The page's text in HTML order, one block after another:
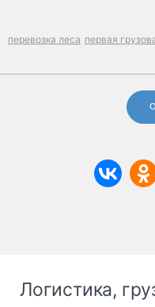
перевозка леса первая
Логистика,